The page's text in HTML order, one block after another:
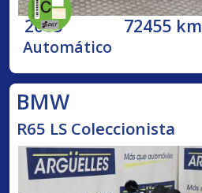
2005 72455 km
Automático
BMW
R65 LS Coleccionista